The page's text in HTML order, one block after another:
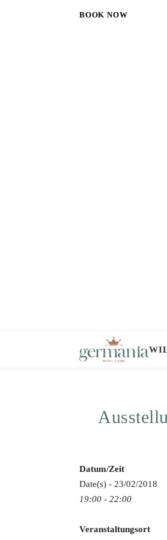
BOOK NOW
Datum/Zeit
Date(s) - 23/02/2018
19:00 - 22:00
Veranstaltungsort